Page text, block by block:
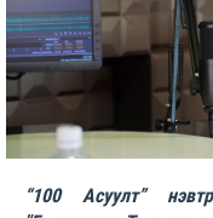
“100 Асуулт”